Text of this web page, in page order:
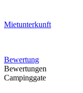
Mietunterkunft
Bewertung
Bewertungen
Campinggate